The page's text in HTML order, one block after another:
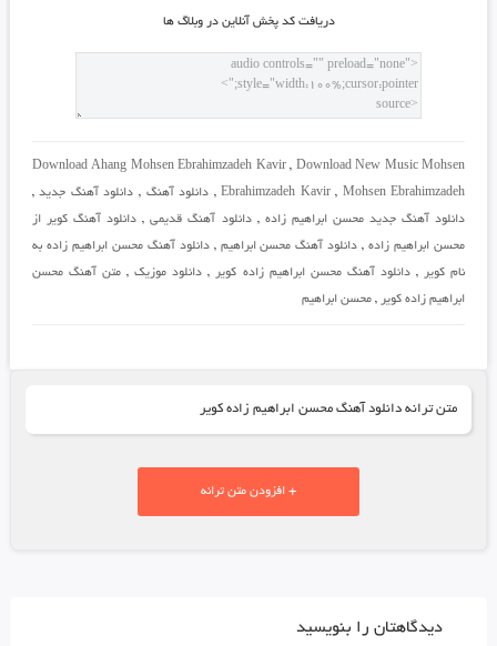
دريافت کد پخش آنلاين در وبلاگ ها
Download Ahang Mohsen Ebrahimzadeh Kavir, Download New Music Mohsen
Ebrahimzadeh Kavir, Mohsen Ebrahimzadeh
, دانلود آهنگ , دانلود آهنگ جدید,
دانلود آهنگ جدید محسن ابراهیم زاده ,دانلود آهنگ قدیمی, دانلود آهنگ کویر از
محسن ابراهیم زاده, دانلود آهنگ محسن ابراهیم ,دانلود آهنگ محسن ابراهیم زاده به
نام کویر
,دانلود آهنگ محسن ابراهیم زاده کویر , دانلود موزیک, متن آهنگ محسن
ابراهیم زاده کویر , محسن ابراهیم
متن ترانه دانلود آهنگ محسن ابراهیم زاده کویر
+ افزودن متن ترانه
دیدگاهتان را بنویسید